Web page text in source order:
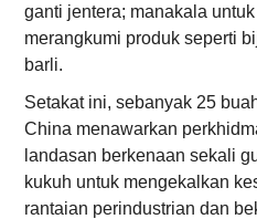
ganti jentera; manakala
merangkumi produk seperti
barli.
Setakat ini, sebanyak 25
China menawarkan
landasan berkenaan sekali
kukuh untuk mengekalkan
rantaian perindustrian dan